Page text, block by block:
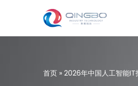
首页 » 2026年中国人工智能